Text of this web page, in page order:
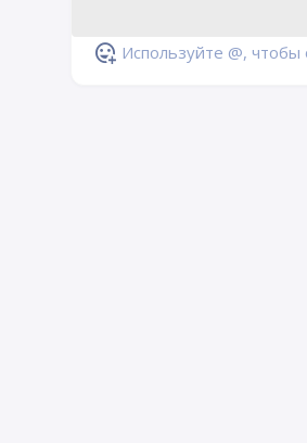
Используйте @, чтобы